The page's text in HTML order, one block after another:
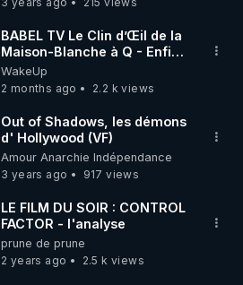
BABEL TV Le Clin d’Œil de la
Maison-Blanche à Q - Enfin
une EXPLICATION Simple !
23-06-2026
WakeUp
2 months ago
2.2 k views
Out of Shadows, les démons
d' Hollywood (VF)
Amour Anarchie Indépendance
3 years ago
917 views
LE FILM DU SOIR : CONTROL
FACTOR - l'analyse
prune de prune
2 years ago
2.5 k views